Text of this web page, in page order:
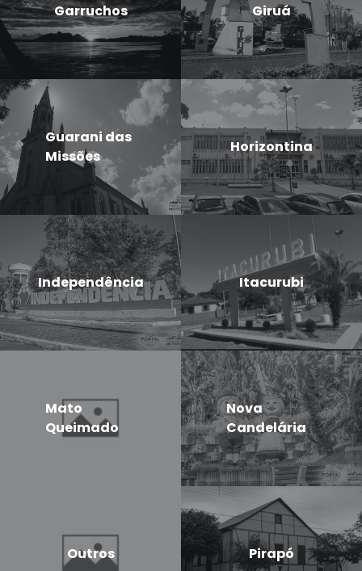
Garruchos Giruá
Guarani das
Missões
Horizontina
Independência Itacurubi
Mato
Queimado
Nova
Candelária
Outros Pirapó